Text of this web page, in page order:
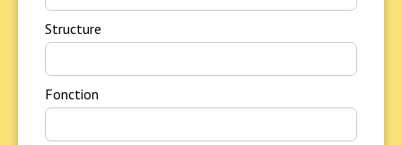
Structure
Fonction